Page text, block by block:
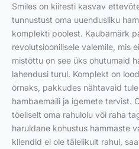
Smiles on kiiresti kasvav
tunnustust oma uuendusliku
komplekti poolest. Kaubamärk
revolutsioonilisele valemile, mis
mistõttu on see üks ohutumaid
lahendusi turul. Komplekt on
õrnaks, pakkudes nähtavaid
hambaemaili ja igemete tervist.
tõeliselt oma rahulolu või raha
haruldane kohustus hammaste
kliendid ei ole täielikult rahul,